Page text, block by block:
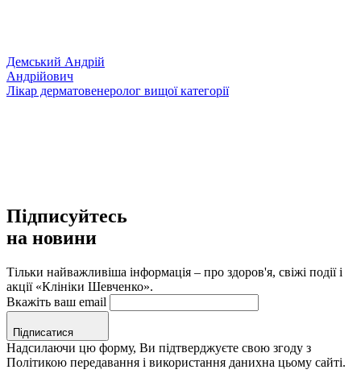
Демський Андрій
Андрійович
Лікар дерматовенеролог вищої категорії
Підписуйтесь
на новини
Тільки найважливіша інформація – про здоров'я, свіжі події і
акції «Клініки Шевченко».
Вкажіть ваш email
Підписатися
Надсилаючи цю форму, Ви підтверджуєте свою згоду з
Політикою передавання і використання данихна цьому сайті.